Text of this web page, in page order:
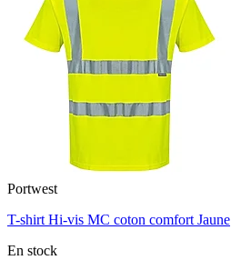
Portwest
T-shirt Hi-vis MC coton comfort Jaune
En stock